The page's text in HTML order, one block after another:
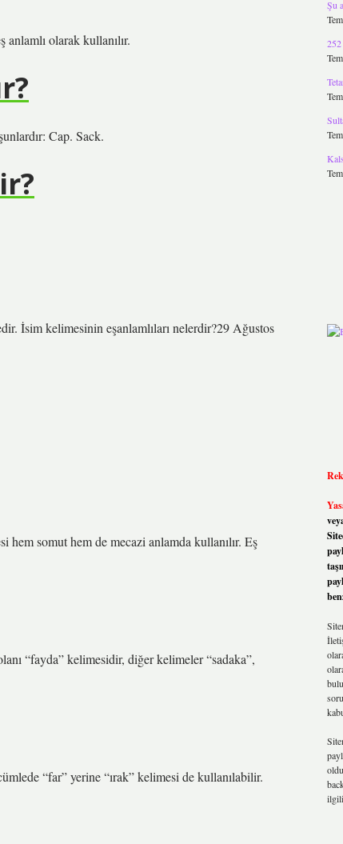
olarak kullanılır.
Cap. Sack.
İsim kelimesinin eşanlamlıları nelerdir?29 Ağustos
somut hem de mecazi anlamda kullanılır. Eş
“fayda” kelimesidir, diğer kelimeler “sadaka”,
“far” yerine “ırak” kelimesi de kullanılabilir.
Şu
ilgili